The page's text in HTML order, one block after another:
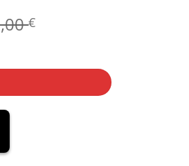
€
(130 кг) и машина за плочки 1200